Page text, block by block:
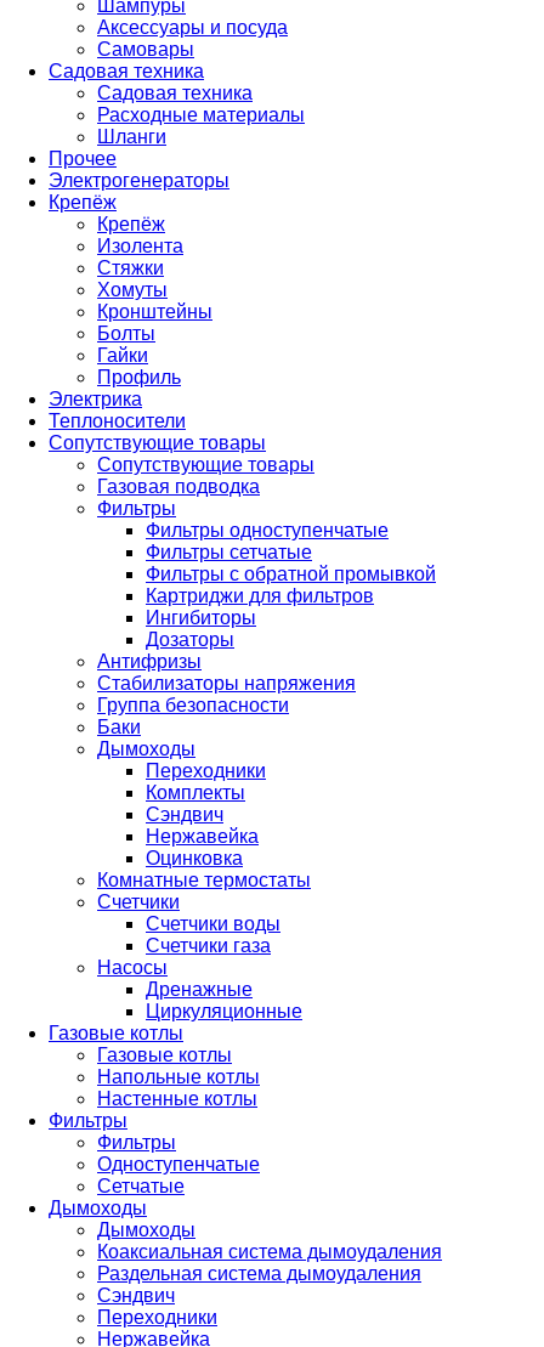
Шампуры
Аксессуары и посуда
Самовары
Садовая техника
Садовая техника
Расходные материалы
Шланги
Прочее
Электрогенераторы
Крепёж
Крепёж
Изолента
Стяжки
Хомуты
Кронштейны
Болты
Гайки
Профиль
Электрика
Теплоносители
Сопутствующие товары
Сопутствующие товары
Газовая подводка
Фильтры
Фильтры одноступенчатые
Фильтры сетчатые
Фильтры с обратной промывкой
Картриджи для фильтров
Ингибиторы
Дозаторы
Антифризы
Стабилизаторы напряжения
Группа безопасности
Баки
Дымоходы
Переходники
Комплекты
Сэндвич
Нержавейка
Оцинковка
Комнатные термостаты
Счетчики
Счетчики воды
Счетчики газа
Насосы
Дренажные
Циркуляционные
Газовые котлы
Газовые котлы
Напольные котлы
Настенные котлы
Фильтры
Фильтры
Одноступенчатые
Сетчатые
Дымоходы
Дымоходы
Коаксиальная система дымоудаления
Раздельная система дымоудаления
Сэндвич
Переходники
Нержавейка